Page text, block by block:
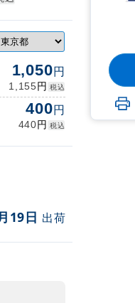
1,050円
1,155円 税込
400円
440円 税込
19日 出荷